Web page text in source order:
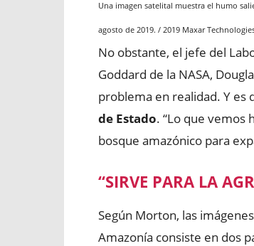
Una imagen satelital muestra el humo
agosto de 2019. / 2019 Maxar
No obstante, el jefe del
Goddard de la NASA,
problema en realidad. Y es
de Estado. “Lo que vemos
bosque amazónico para
“SIRVE PARA LA
Según Morton, las
Amazonía consiste en dos